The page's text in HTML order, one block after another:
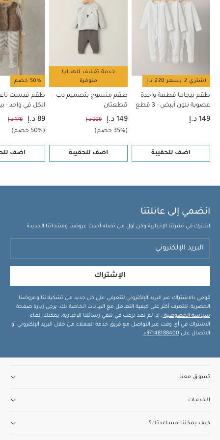
اشتري 2 بسعر 220 د.إ
طقم بيجاما قطعة واحدة
عضوية بلون أبيض - 3 قطع
149 د.إ
اضف للحقيبة
خدمة تغليف الهدايا
متوفرة
طقم منسوج بتصميم دب -
قطعتان
149 د.إ 229 د.إ
(35% خصم)
اضف للحقيبة
50% خصم
طقم فيست
الكل في واحد -
89 د.إ 179 د.إ
(50% خصم)
اضف
انضمي إلى عائلتنا
اشترك في نشرتنا الإخبارية وكن أول من تصله أحدث عروضنا ومنتجاتنا الجديدة.
الإشتراك
قومي بالاشتراك عبر البريد الإلكتروني لتتعرفي على كل جديد من تشكيلاتنا وعروضنا
الحصرية. للتعرف أكثر على كيفية التعامل مع البيانات الخاصة بك، يرجى زيارة صفحة
سياسة الخصوصية . إذا لم تعد ترغب في تلقي رسائلنا الإخبارية، يمكنك إلغاء
الاشتراك في أي وقت عبر التواصل مع فريق خدمة العملاء من خلال البريد الإلكتروني أو
الاتصال على 97148188400+
.
تسوق معنا
الخدمات
كيف يمكننا مساعدتك؟